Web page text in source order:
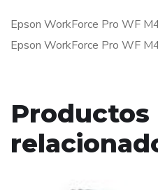
Epson WorkForce Pro WF
Epson WorkForce Pro WF
Productos